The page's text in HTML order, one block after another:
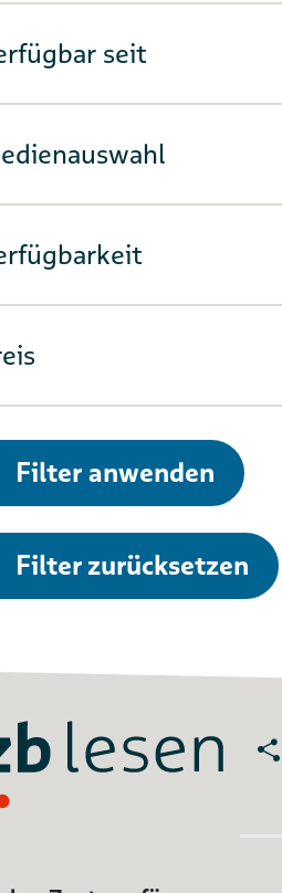
seit
Filter anwenden
alle
Filter zurücksetzen